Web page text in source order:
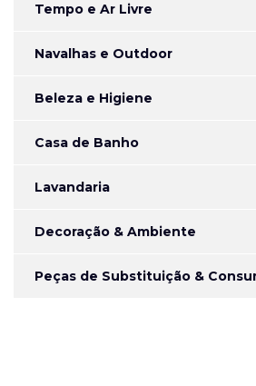
Tempo e Ar Livre
Navalhas e Outdoor
Beleza e Higiene
Casa de Banho
Lavandaria
Decoração & Ambiente
Peças de Substituição &